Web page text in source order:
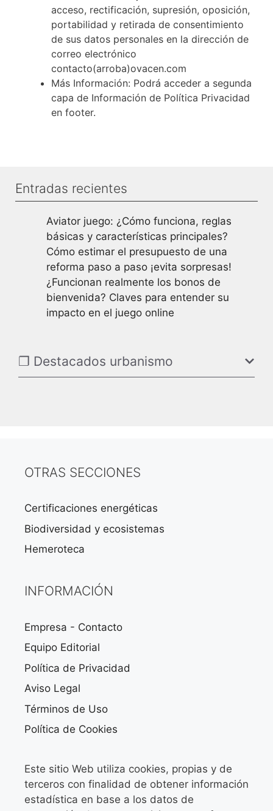
acceso, rectificación, supresión, oposición,
portabilidad y retirada de consentimiento
de sus datos personales en la dirección de
correo electrónico
contacto(arroba)ovacen.com
Más Información: Podrá acceder a segunda
capa de Información de Política Privacidad
en footer.
Entradas recientes
Aviator juego: ¿Cómo funciona, reglas
básicas y características principales?
Cómo estimar el presupuesto de una
reforma paso a paso ¡evita sorpresas!
¿Funcionan realmente los bonos de
bienvenida? Claves para entender su
impacto en el juego online
❐ Destacados urbanismo
OTRAS SECCIONES
Certificaciones energéticas
Biodiversidad y ecosistemas
Hemeroteca
INFORMACIÓN
Empresa - Contacto
Equipo Editorial
Política de Privacidad
Aviso Legal
Términos de Uso
Política de Cookies
Este sitio Web utiliza cookies, propias y de
terceros con finalidad de obtener información
estadística en base a los datos de